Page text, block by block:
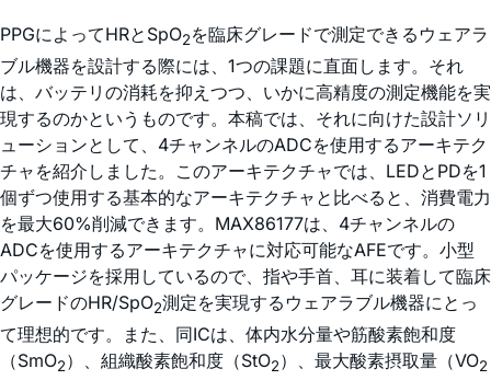
PPGによってHRとSpO2を臨床グレードで測定できるウェアラ
ブル機器を設計する際には、1つの課題に直面します。それ
は、バッテリの消耗を抑えつつ、いかに高精度の測定機能を実
現するのかというものです。本稿では、それに向けた設計ソリ
ューションとして、4チャンネルのADCを使用するアーキテク
チャを紹介しました。このアーキテクチャでは、LEDとPDを1
個ずつ使用する基本的なアーキテクチャと比べると、消費電力
を最大60%削減できます。MAX86177は、4チャンネルの
ADCを使用するアーキテクチャに対応可能なAFEです。小型
パッケージを採用しているので、指や手首、耳に装着して臨床
グレードのHR/SpO2測定を実現するウェアラブル機器にとっ
て理想的です。また、同ICは、体内水分量や筋酸素飽和度
（SmO2）、組織酸素飽和度（StO2）、最大酸素摂取量（VO2